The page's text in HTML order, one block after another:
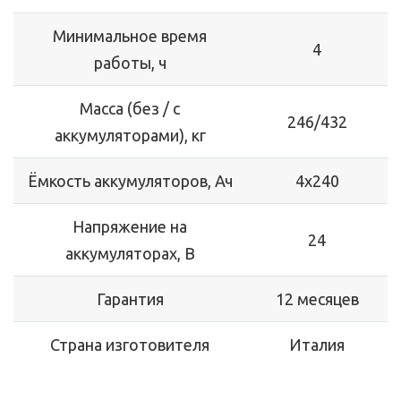
Минимальное время
работы, ч
4
Масса (без / с
аккумуляторами), кг
246/432
Ёмкость аккумуляторов, Ач 4х240
Напряжение на
аккумуляторах, В
24
Гарантия 12 месяцев
Страна изготовителя Италия